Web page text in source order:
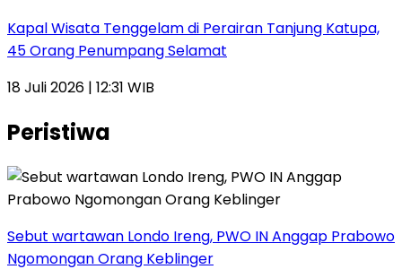
Kapal Wisata Tenggelam di Perairan Tanjung Katupa,
45 Orang Penumpang Selamat
18 Juli 2026 | 12:31 WIB
Peristiwa
Sebut wartawan Londo Ireng, PWO IN Anggap Prabowo
Ngomongan Orang Keblinger